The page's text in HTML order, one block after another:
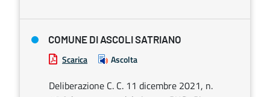
COMUNE DI ASCOLI SATRIANO
Scarica Ascolta
Deliberazione C. C. 11 dicembre 2021, n.